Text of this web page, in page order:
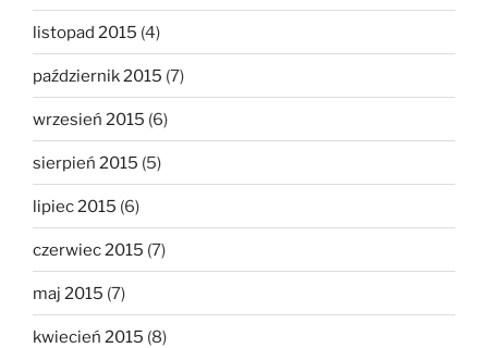
listopad 2015 (4)
październik 2015 (7)
wrzesień 2015 (6)
sierpień 2015 (5)
lipiec 2015 (6)
czerwiec 2015 (7)
maj 2015 (7)
kwiecień 2015 (8)